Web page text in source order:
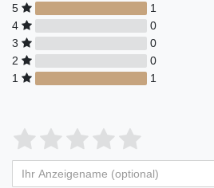
5
1
4
0
3
0
2
0
1
1
Bewertungssterne
von
4
von
3
von
2
von
1
von